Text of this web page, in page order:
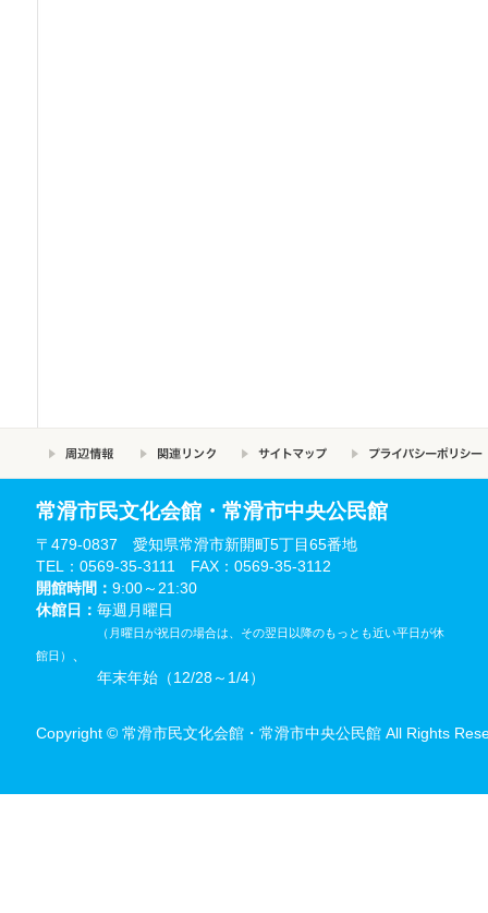
常滑市民文化会館・常滑市中央公民館
〒479-0837 愛知県常滑市新開町5丁目65番地
TEL：0569-35-3111 FAX：0569-35-3112
開館時間： 9:00～21:30
休館日： 毎週月曜日
（月曜日が祝日の場合は、その翌日以降のもっとも近い平日が休
館日）
、
年末年始（12/28～1/4）
Copyright © 常滑市民文化会館・常滑市中央公民館 All Rights